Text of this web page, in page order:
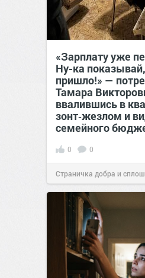
«Зарплату уже
Ну-ка
пришло!» —
Тамара
ввалившись в
зонт‑жезлом и
семейного
0 0
Страничка добра и
позитива!17:38Вчера